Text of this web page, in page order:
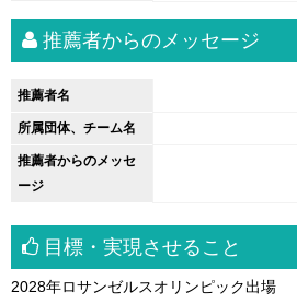
推薦者からのメッセージ
推薦者名
所属団体、チーム名
推薦者からのメッセ
ージ
目標・実現させること
2028年ロサンゼルスオリンピック出場